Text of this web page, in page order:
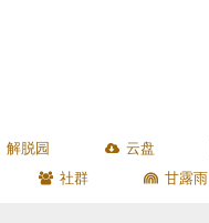
解脱园 云盘
社群
甘露雨